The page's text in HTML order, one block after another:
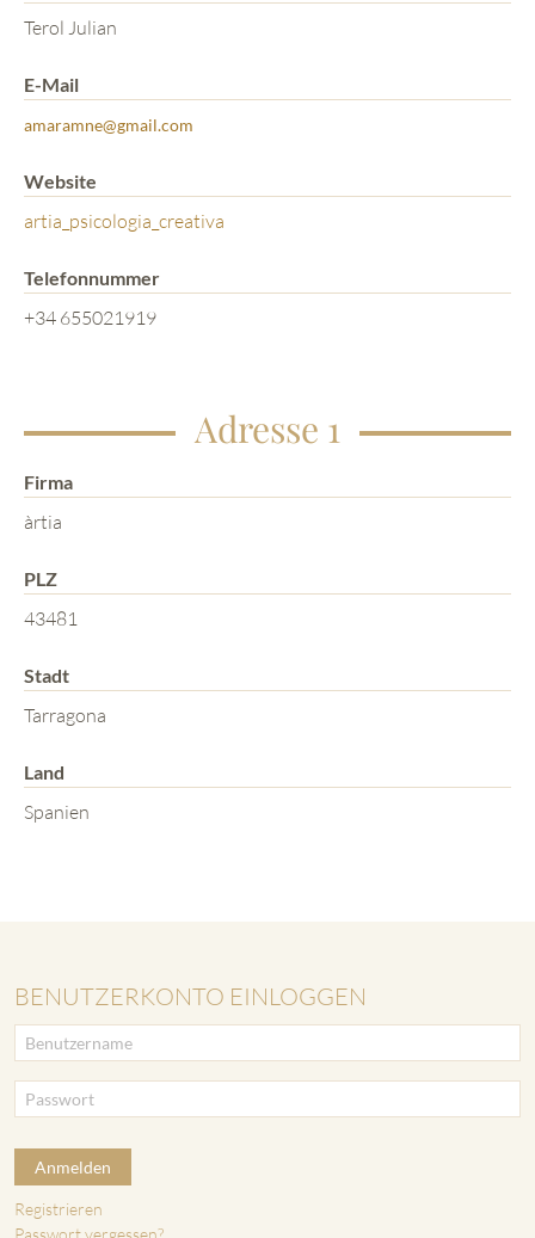
Terol Julian
E-Mail
amaramne@gmail.com
Website
artia_psicologia_creativa
Telefonnummer
+34 655021919
Adresse 1
Firma
àrtia
PLZ
43481
Stadt
Tarragona
Land
Spanien
BENUTZERKONTO EINLOGGEN
Anmelden
Registrieren
Passwort vergessen?